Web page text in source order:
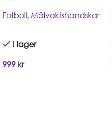
Fotboll, Målvaktshandskar
I lager
999 kr